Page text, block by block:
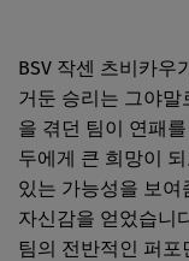
BSV 작센 츠비카우
거둔 승리는 그야
을 겪던 팀이 연패
두에게 큰 희망이
있는 가능성을 보
자신감을 얻었습니
팀의 전반적인 퍼